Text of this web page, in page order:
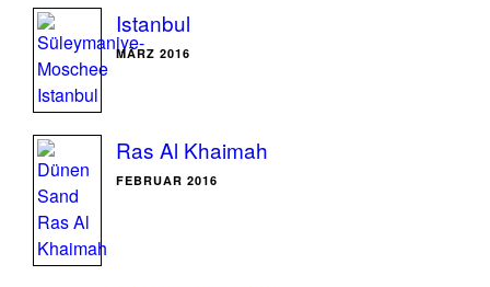
Istanbul
MÄRZ 2016
Ras Al Khaimah
FEBRUAR 2016